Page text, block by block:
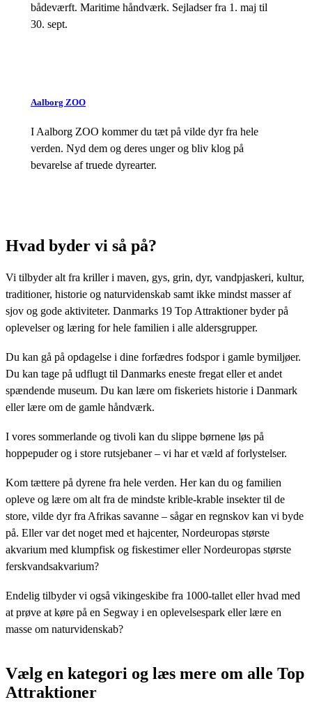
bådeværft. Maritime håndværk. Sejladser fra 1. maj til
30. sept.
Aalborg ZOO
I Aalborg ZOO kommer du tæt på vilde dyr fra hele
verden. Nyd dem og deres unger og bliv klog på
bevarelse af truede dyrearter.
Hvad byder vi så på?
Vi tilbyder alt fra kriller i maven, gys, grin, dyr, vandpjaskeri, kultur,
traditioner, historie og naturvidenskab samt ikke mindst masser af
sjov og gode aktiviteter. Danmarks 19 Top Attraktioner byder på
oplevelser og læring for hele familien i alle aldersgrupper.
Du kan gå på opdagelse i dine forfædres fodspor i gamle bymiljøer.
Du kan tage på udflugt til Danmarks eneste fregat eller et andet
spændende museum. Du kan lære om fiskeriets historie i Danmark
eller lære om de gamle håndværk.
I vores sommerlande og tivoli kan du slippe børnene løs på
hoppepuder og i store rutsjebaner – vi har et væld af forlystelser.
Kom tættere på dyrene fra hele verden. Her kan du og familien
opleve og lære om alt fra de mindste krible-krable insekter til de
store, vilde dyr fra Afrikas savanne – sågar en regnskov kan vi byde
på. Eller var det noget med et hajcenter, Nordeuropas største
akvarium med klumpfisk og fiskestimer eller Nordeuropas største
ferskvandsakvarium?
Endelig tilbyder vi også vikingeskibe fra 1000-tallet eller hvad med
at prøve at køre på en Segway i en oplevelsespark eller lære en
masse om naturvidenskab?
Vælg en kategori og læs mere om alle Top
Attraktioner